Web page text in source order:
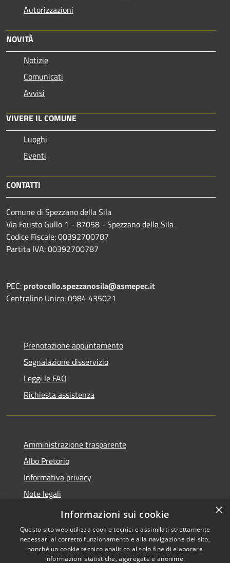
Autorizzazioni
NOVITÀ
Notizie
Comunicati
Avvisi
VIVERE IL COMUNE
Luoghi
Eventi
CONTATTI
Comune di Spezzano della Sila
Via Fausto Gullo 1 - 87058 - Spezzano della Sila
Codice Fiscale: 00392700787
Partita IVA: 00392700787
PEC: protocollo.spezzanosila@asmepec.it
Centralino Unico: 0984 435021
Prenotazione appuntamento
Segnalazione disservizio
Leggi le FAQ
Richiesta assistenza
Amministrazione trasparente
Albo Pretorio
Informativa privacy
Note legali
Dichiarazione di accessibilità
×
Informazioni sui cookie
Questo sito web utilizza cookie tecnici e assimilati strettamente
necessari al corretto funzionamento e alla navigazione del sito,
nonché un cookie tecnico analitico al solo fine di elaborare
informazioni statistiche, aggregate e anonime.